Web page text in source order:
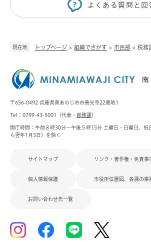
現在地 トップページ > 組織でさがす > 市民部 > 税務
よくある質問と回
〒656-0492 兵庫県南あわじ市市善光寺22番地1
Tel：0799-43-5001（代表・ 総務課）
開庁時間：午前８時30分～午後５時15分 土曜日・日曜日、祝
ら翌年1月3日）を除く
サイトマップ リンク・著作権・免責事
個人情報保護 市役所位置図、各課の業
お問い合わせ先一覧